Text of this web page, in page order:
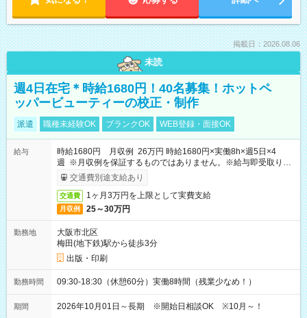
掲載日：2026.08.06
未読
週4日在宅＊時給1680円！40名募集！ホットペ
ッパービューティーの校正・制作
派遣 職種未経験OK ブランクOK WEB登録・面接OK
給与
時給1680円 月収例 26万円 時給1680円×実働8h×週5日×4
週 ※月収例を保証するものではありません。※給与即受取りサ
ービス利用可（利用条件有）
交通費別途支給あり
交通費 1ヶ月3万円を上限として実費支給
月収例 25～30万円
勤務地
大阪市北区
梅田(地下鉄)駅から徒歩3分
出版・印刷
勤務時間 09:30-18:30（休憩60分）実働8時間（残業少なめ！）
期間 2026年10月01日～長期 ※開始日相談OK ※10月～！